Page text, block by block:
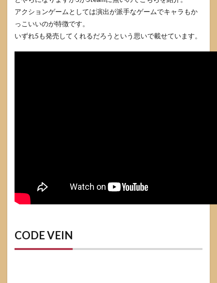
アクションゲームとしては演出が派手なゲームでキャラもか
っこいいのが特徴です。
いずれ5も発売してくれるだろうという思いで載せています。
CODE VEIN